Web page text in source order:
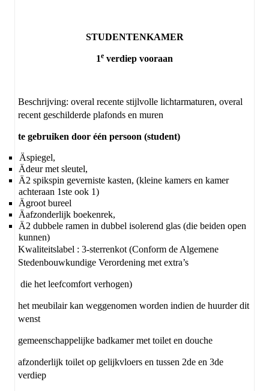
STUDENTENKAMER
1e verdiep vooraan
Beschrijving: overal recente stijlvolle lichtarmaturen, overal
recent geschilderde plafonds en muren
te gebruiken door één persoon (student)
Äspiegel,
Ädeur met sleutel,
Ä2 spikspin geverniste kasten, (kleine kamers en kamer
achteraan 1ste ook 1)
Ägroot bureel
Äafzonderlijk boekenrek,
Ä2 dubbele ramen in dubbel isolerend glas (die beiden open
kunnen)
Kwaliteitslabel : 3-sterrenkot (Conform de Algemene
Stedenbouwkundige Verordening met extra’s
die het leefcomfort verhogen)
het meubilair kan weggenomen worden indien de huurder dit
wenst
gemeenschappelijke badkamer met toilet en douche
afzonderlijk toilet op gelijkvloers en tussen 2de en 3de
verdiep